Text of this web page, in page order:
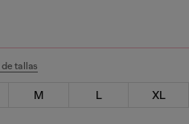
tallas
M L
XL